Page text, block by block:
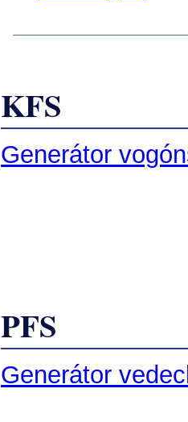
KFS
Generátor
PFS
Generátor